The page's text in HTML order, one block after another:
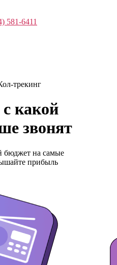
581-6411
трекинг
какой
звонят
бюджет на самые
прибыль